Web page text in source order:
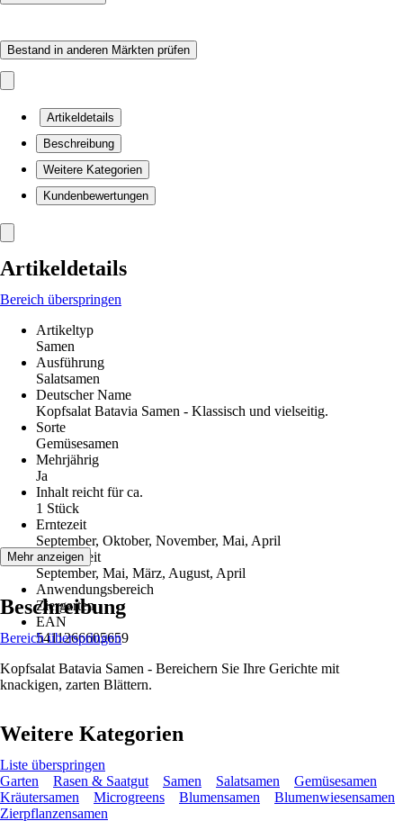
Bestand in anderen Märkten prüfen
Artikeldetails
Beschreibung
Weitere Kategorien
Kundenbewertungen
Artikeldetails
Bereich überspringen
Artikeltyp
Samen
Ausführung
Salatsamen
Deutscher Name
Kopfsalat Batavia Samen - Klassisch und vielseitig.
Sorte
Gemüsesamen
Mehrjährig
Ja
Inhalt reicht für ca.
1 Stück
Erntezeit
September, Oktober, November, Mai, April
Aussaatzeit
September, Mai, März, August, April
Anwendungsbereich
Ziergarten
EAN
5411266605659
Mehr anzeigen
Beschreibung
Bereich überspringen
Kopfsalat Batavia Samen - Bereichern Sie Ihre Gerichte mit
knackigen, zarten Blättern.
Weitere Kategorien
Liste überspringen
Garten
Rasen & Saatgut Samen Salatsamen
Gemüsesamen
Kräutersamen
Microgreens Blumensamen
Blumenwiesensamen
Zierpflanzensamen